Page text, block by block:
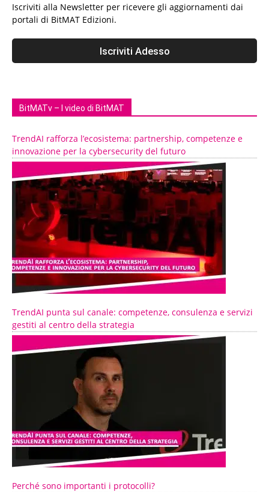
Iscriviti alla Newsletter per ricevere gli aggiornamenti dai
portali di BitMAT Edizioni.
BitMATv – I video di BitMAT
TrendAI rafforza l’ecosistema: partnership, competenze e
innovazione per la cybersecurity del futuro
TrendAI punta sul canale: competenze, consulenza e servizi
gestiti al centro della strategia
Perché sono importanti i protocolli?